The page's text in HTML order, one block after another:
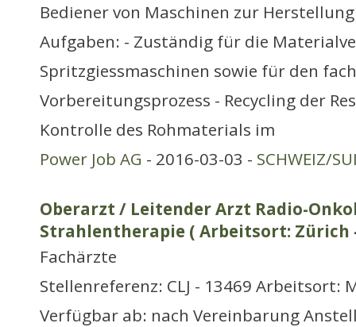
Bediener von Maschinen zur
Aufgaben: - Zuständig für die
Spritzgiessmaschinen sowie für den
Vorbereitungsprozess - Recycling der
Kontrolle des Rohmaterials im
Power Job AG - 2016-03-03 - SCHWEIZ/
Oberarzt / Leitender Arzt Radio-
Strahlentherapie ( Arbeitsort: Zürich
Fachärzte
Stellenreferenz: CLJ - 13469 Arbeitsort:
Verfügbar ab: nach Vereinbarung